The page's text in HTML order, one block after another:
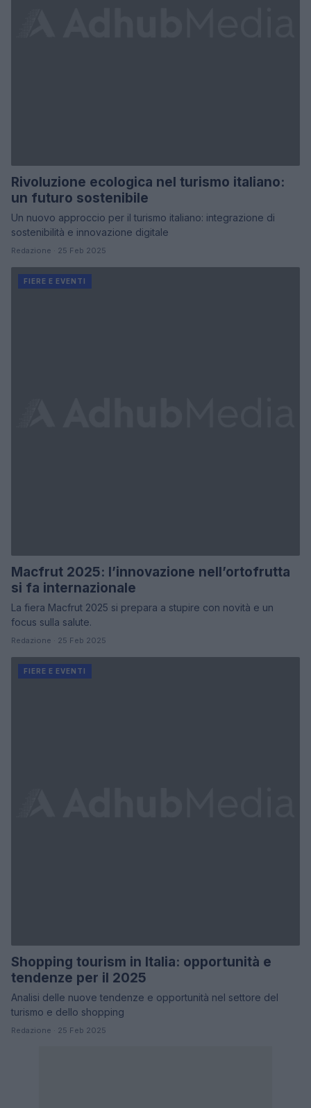
Rivoluzione ecologica nel turismo italiano:
un futuro sostenibile
Un nuovo approccio per il turismo italiano: integrazione di
sostenibilità e innovazione digitale
Redazione · 25 Feb 2025
FIERE E EVENTI
Macfrut 2025: l’innovazione nell’ortofrutta
si fa internazionale
La fiera Macfrut 2025 si prepara a stupire con novità e un
focus sulla salute.
Redazione · 25 Feb 2025
FIERE E EVENTI
Shopping tourism in Italia: opportunità e
tendenze per il 2025
Analisi delle nuove tendenze e opportunità nel settore del
turismo e dello shopping
Redazione · 25 Feb 2025